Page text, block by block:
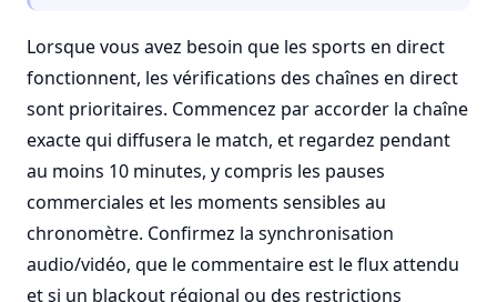
Lorsque vous avez besoin que les sports en direct
fonctionnent, les vérifications des chaînes en direct
sont prioritaires. Commencez par accorder la chaîne
exacte qui diffusera le match, et regardez pendant
au moins 10 minutes, y compris les pauses
commerciales et les moments sensibles au
chronomètre. Confirmez la synchronisation
audio/vidéo, que le commentaire est le flux attendu
et si un blackout régional ou des restrictions